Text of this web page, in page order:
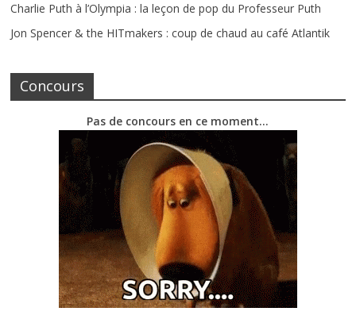
Charlie Puth à l’Olympia : la leçon de pop du Professeur Puth
Jon Spencer & the HITmakers : coup de chaud au café Atlantik
Concours
Pas de concours en ce moment…